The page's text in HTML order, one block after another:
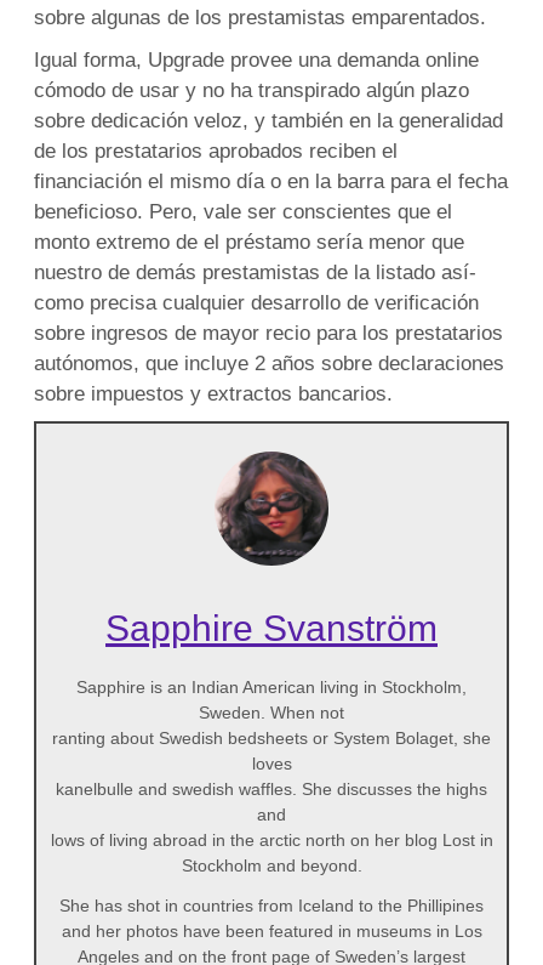
sobre algunas de los prestamistas emparentados.
Igual forma, Upgrade provee una demanda online
cómodo de usar y no ha transpirado algún plazo
sobre dedicación veloz, y también en la generalidad
de los prestatarios aprobados reciben el
financiación el mismo día o en la barra para el fecha
beneficioso. Pero, vale ser conscientes que el
monto extremo de el préstamo serí­a menor que
nuestro de demás prestamistas de la listado así­
como precisa cualquier desarrollo de verificación
sobre ingresos de mayor recio para los prestatarios
autónomos, que incluye 2 años sobre declaraciones
sobre impuestos y extractos bancarios.
Sapphire Svanström
Sapphire is an Indian American living in Stockholm,
Sweden. When not
ranting about Swedish bedsheets or System Bolaget, she
loves
kanelbulle and swedish waffles. She discusses the highs
and
lows of living abroad in the arctic north on her blog Lost in
Stockholm and beyond.
She has shot in countries from Iceland to the Phillipines
and her photos have been featured in museums in Los
Angeles and on the front page of Sweden’s largest